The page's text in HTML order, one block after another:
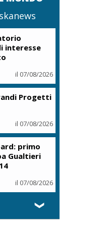
interesse
il 07/08/2026
Progetti
il 07/08/2026
primo
Gualtieri
il 07/08/2026
❯